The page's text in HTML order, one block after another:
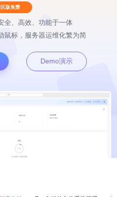
版免费
全、高效、功能于一体
鼠标，服务器运维化繁为简
Demo演示